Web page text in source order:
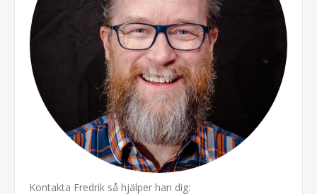
Kontakta Fredrik så hjälper han dig: